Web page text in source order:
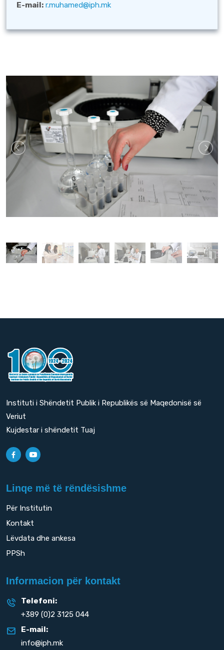
E-mail: r.muhamed@iph.mk
Instituti i Shëndetit Publik i Republikës së Maqedonisë së
Veriut
Kujdestar i shëndetit Tuaj
Linqe më të rëndësishme
Për Institutin
Kontakt
Lëvdata dhe ankesa
PPSh
Informacion për kontakt
Telefoni:
+389 (0)2 3125 044
E-mail:
info@iph.mk